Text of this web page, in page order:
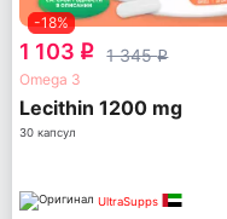
-18%
1 103 q 1 345q
Omega 3
Lecithin 1200 mg
30 капсул
UltraSupps